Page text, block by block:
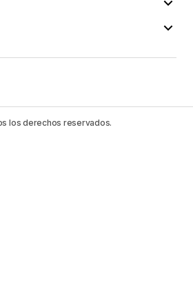
los derechos reservados.